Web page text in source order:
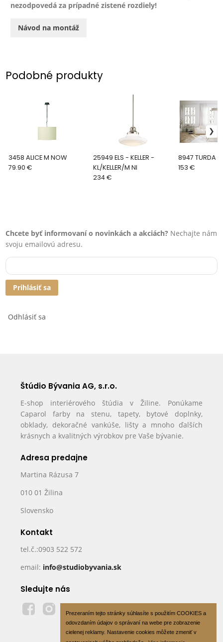
Prezeraním tejto stránky súhlasíte s použitím COOKIES a
odovzdaním údajov o správaní na webe pre zobrazenie
cielenej reklamy. Nastavenie cookies môžete zmeniť v
nezodpovedá za prípadné zistené rozdiely!
Návod na montáž
Podobné produkty
3458 ALICE M NOW
79.90 €
25949 ELS - KELLER -
KL/KELLER/M NI
234 €
8947 TURDA
153 €
Chcete byť informovaní o novinkách a akciách? Nechajte nám
svoju emailovú adresu.
Prihlásiť sa
Odhlásiť sa
Štúdio Bývania AG, s.r.o.
E-shop interiérového štúdia v Žiline. Ponúkame
Caparol farby na stenu, tapety, bytové doplnky,
obklady, dekoračné vankúše, lišty a mnoho ďalších
krásnych a kvalitných výrobkov pre Vaše bývanie.
Adresa predajne
Martina Rázusa 7
010 01 Žilina
Slovensko
Kontakt
tel.č.:0903 522 572
email: info@studiobyvania.sk
Sledujte nás